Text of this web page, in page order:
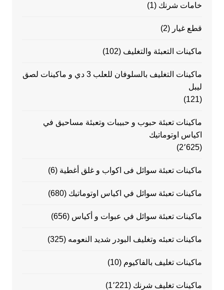
خامات شرنك (1)
قطع غيار (2)
ماكينات التعبئة والتغليف (102)
ماكينات التغليف بالسلوفان للعلب 3 دي و ماكينات لصق
ليبل
(121)
ماكينات تعبئة حبوب و حبيبات وتعبئة مساحيق في
اكياس اوتوماتيك
(2٬625)
ماكينات تعبئة سوائل فى اكواب و غلق أغطية (6)
ماكينات تعبئة سوائل في اكياس اوتوماتيك (680)
ماكينات تعبئة سوائل في عبوات و أكياس (656)
ماكينات تعبئه وتغليف البودر شديد النعومه (325)
ماكينات تغليف بالفاكيوم (10)
ماكينات تغليف شرنك (1٬221)